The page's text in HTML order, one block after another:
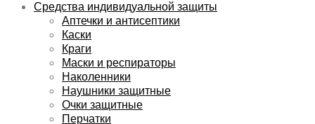
Средства индивидуальной защиты
Аптечки и антисептики
Каски
Краги
Маски и респираторы
Наколенники
Наушники защитные
Очки защитные
Перчатки